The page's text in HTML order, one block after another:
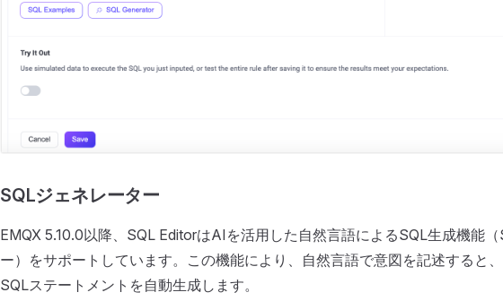
SQLジェネレーター
EMQX 5.10.0以降、SQL EditorはAIを活用した自然言語によるSQL生成機能
ー）をサポートしています。この機能により、自然言語で意図を記述すると
SQLステートメントを自動生成します。